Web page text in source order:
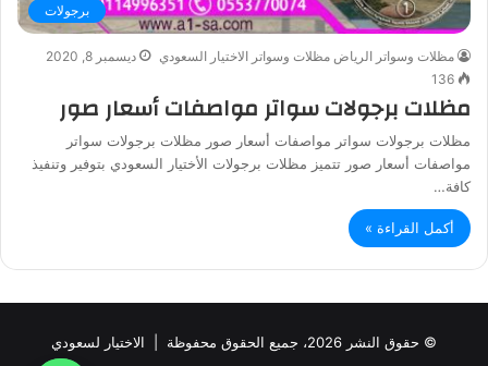
برجولات
مظلات وسواتر الرياض مظلات وسواتر الاختيار السعودي
ديسمبر 8, 2020
136
مظلات برجولات سواتر مواصفات أسعار صور
مظلات برجولات سواتر مواصفات أسعار صور مظلات برجولات سواتر
مواصفات أسعار صور تتميز مظلات برجولات الأختيار السعودي بتوفير وتنفيذ
كافة…
أكمل القراءة »
© حقوق النشر 2026، جميع الحقوق محفوظة | الاختيار لسعودي